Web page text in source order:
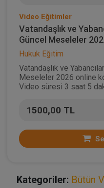
Video Eğitimler
Vatandaşlık ve
Güncel Meseleler
Hukuk Eğitim
Vatandaşlık ve
Meseleler 2026 online
Video süresi 3 saat 5
1500,00 TL
Kategoriler: Bütün